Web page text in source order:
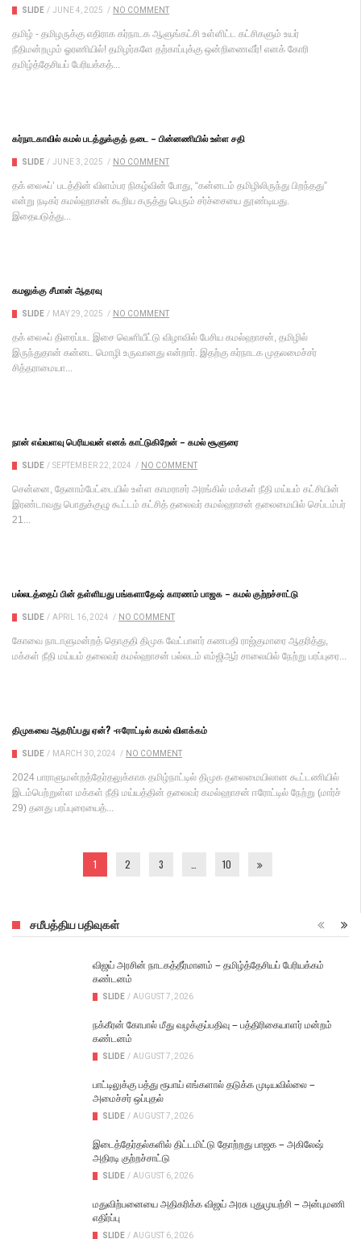
SLIDE / JUNE 4, 2025 / NO COMMENT
தமிழ் - தமிழருக்கு எதிராக கர்நாடக ஆளுங்கட்சி உள்ளிட்ட கட்சிகளும் உயர்
நீதிமன்றமும் ஓரணியில்! தமிழர்களே தற்காப்புக்கு ஒன்றிணைவீர்! எனக் கோரி
தமிழ்த்தேசியப் பேரியக்கத்...
கர்நாடகாவில் கமல் படத்துக்குத் தடை – பின்னணியில் உள்ள சதி
SLIDE / JUNE 3, 2025 / NO COMMENT
தக் லைஃப்’ படத்தின் விளம்பர நிகழ்வின் போது, “கன்னடம் தமிழிலிருந்து பிறந்தது”
என்று நடிகர் கமல்ஹாசன் கூறிய கருத்து பெரும் சர்ச்சையை தூண்டியது.
இதையடுத்து...
கமலுக்கு சீமான் ஆதரவு
SLIDE / MAY 29, 2025 / NO COMMENT
தக் லைஃப் திரைப்பட இசை வெளியீட்டு விழாவில் பேசிய கமல்ஹாசன், தமிழில்
இருந்துதான் கன்னட மொழி உருவானது என்றார். இதற்கு கர்நாடக முதலமைச்சர்
சித்தராமையா...
நான் எவ்வளவு பெரியவன் எனக் காட்டுகிறேன் – கமல் சூளுரை
SLIDE / SEPTEMBER 22, 2024 / NO COMMENT
சென்னை, தேனாம்பேட்டையில் உள்ள காமராசர் அரங்கில் மக்கள் நீதி மய்யம் கட்சியின்
இரண்டாவது பொதுக்குழு கூட்டம் கட்சித் தலைவர் கமல்ஹாசன் தலைமையில் செப்டம்பர்
21...
பல்லடத்தைப் பின் தள்ளியது பங்களாதேஷ் காரணம் பாஜக – கமல் குற்றச்சாட்டு
SLIDE / APRIL 16, 2024 / NO COMMENT
கோவை நாடாளுமன்றத் தொகுதி திமுக வேட்பாளர் கணபதி ராஜ்குமாரை ஆதரித்து,
மக்கள் நீதி மய்யம் தலைவர் கமல்ஹாசன் பல்லடம் எம்ஜிஆர் சாலையில் நேற்று பரப்புரை...
திமுகவை ஆதரிப்பது ஏன்? -ஈரோட்டில் கமல் விளக்கம்
SLIDE / MARCH 30, 2024 / NO COMMENT
2024 பாராளுமன்றத்தேர்தலுக்காக தமிழ்நாட்டில் திமுக தலைமையிலான கூட்டணியில்
இடம்பெற்றுள்ள மக்கள் நீதி மய்யத்தின் தலைவர் கமல்ஹாசன் ஈரோட்டில் நேற்று (மார்ச்
29) தனது பரப்புரையைத்...
1 2 3 10
சமீபத்திய பதிவுகள்
விஜய் அரசின் நாடகத்தீர்மானம் – தமிழ்த்தேசியப் பேரியக்கம்
கண்டனம்
SLIDE / AUGUST 7, 2026
நக்கீரன் கோபால் மீது வழக்குப்பதிவு – பத்திரிகையாளர் மன்றம்
கண்டனம்
SLIDE / AUGUST 7, 2026
பாட்டிலுக்கு பத்து ரூபாய் எங்களால் தடுக்க முடியவில்லை –
அமைச்சர் ஒப்புதல்
SLIDE / AUGUST 7, 2026
இடைத்தேர்தல்களில் திட்டமிட்டு தோற்றது பாஜக – அகிலேஷ்
அதிரடி குற்றச்சாட்டு
SLIDE / AUGUST 6, 2026
மதுவிற்பனையை அதிகரிக்க விஜய் அரசு புதுமுயற்சி – அன்புமணி
எதிர்ப்பு
SLIDE / AUGUST 6, 2026